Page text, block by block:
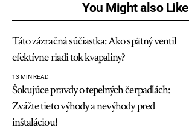
You Might also Like
Táto zázračná súčiastka: Ako spätný ventil
efektívne riadi tok kvapaliny?
13 MIN READ
Šokujúce pravdy o tepelných čerpadlách:
Zvážte tieto výhody a nevýhody pred
inštaláciou!